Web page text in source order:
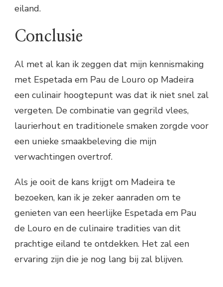
eiland.
Conclusie
Al met al kan ik zeggen dat mijn kennismaking
met Espetada em Pau de Louro op Madeira
een culinair hoogtepunt was dat ik niet snel zal
vergeten. De combinatie van gegrild vlees,
laurierhout en traditionele smaken zorgde voor
een unieke smaakbeleving die mijn
verwachtingen overtrof.
Als je ooit de kans krijgt om Madeira te
bezoeken, kan ik je zeker aanraden om te
genieten van een heerlijke Espetada em Pau
de Louro en de culinaire tradities van dit
prachtige eiland te ontdekken. Het zal een
ervaring zijn die je nog lang bij zal blijven.